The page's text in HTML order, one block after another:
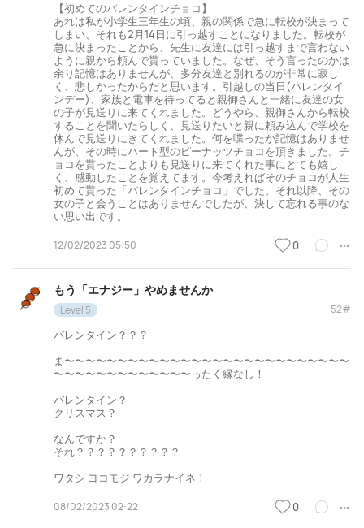
【初めてのバレンタインチョコ】
あれは私が小学生三年生の頃、親の関係で急に転校が決まって
しまい、それも2月14日に引っ越すことになりました。転校が
急に決まったことから、先生に友達には引っ越すまで言わない
ように親から頼んで貰っていました。なぜ、そう言ったのかは
余り記憶はありませんが、多分友達と別れるのが非常に寂し
く、悲しかったからだと思います。引越しの当日(バレンタイ
ンデー)、家族と電車を待ってると親御さんと一緒に友達の女
の子が見送りに来てくれました。どうやら、親御さんから転校
することを聞いたらしく、見送りたいと親に頼み込んで学校を
休んで見送りにきてくれました。何を喋ったか記憶はありませ
んが、その時にハート型のピーナッツチョコを頂きました。チ
ョコを貰ったことよりも見送りに来てくれた事にとても嬉し
く、感動したことを覚えてます。今考えればそのチョコが人生
初めて貰った「バレンタインチョコ」でした。それ以降、その
女の子と会うことはありませんでしたが、決して忘れる事のな
い思い出です。
12/02/2023 05:50 0
もう「エナジー」やめませんか
Level 5 52#
バレンタイン？？？
ま〜〜〜〜〜〜〜〜〜〜〜〜〜〜〜〜〜〜〜〜〜〜〜〜〜〜〜
〜〜〜〜〜〜〜〜〜〜〜〜〜ったく縁なし！
バレンタイン？
クリスマス？
なんですか？
それ？？？？？？？？？？
ワタシ ヨコモジ ワカラナイネ！
08/02/2023 02:22 0